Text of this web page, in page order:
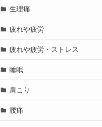
生理痛
疲れや疲労
疲れや疲労・ストレス
睡眠
肩こり
腰痛